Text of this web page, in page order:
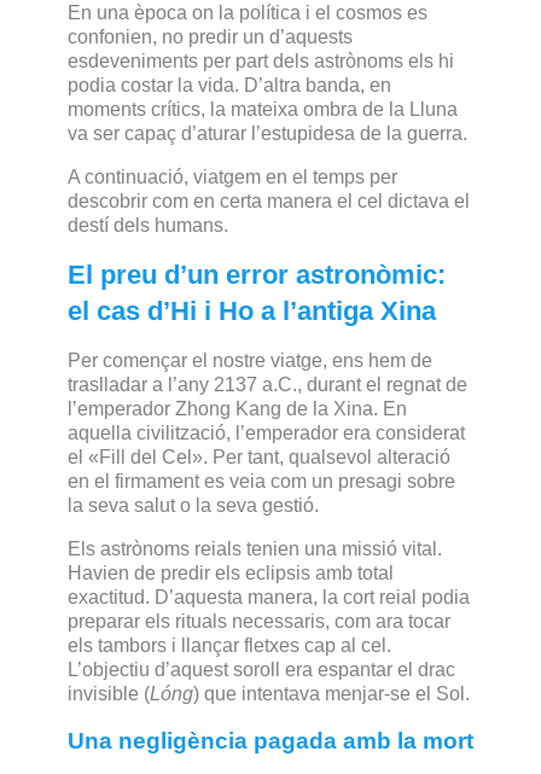
En una època on la política i el cosmos es
confonien, no predir un d’aquests
esdeveniments per part dels astrònoms els hi
podia costar la vida. D’altra banda, en
moments crítics, la mateixa ombra de la Lluna
va ser capaç d’aturar l’estupidesa de la guerra.
A continuació, viatgem en el temps per
descobrir com en certa manera el cel dictava el
destí dels humans.
El preu d’un error astronòmic:
el cas d’Hi i Ho a l’antiga Xina
Per començar el nostre viatge, ens hem de
traslladar a l’any 2137 a.C., durant el regnat de
l’emperador Zhong Kang de la Xina. En
aquella civilització, l’emperador era considerat
el «Fill del Cel». Per tant, qualsevol alteració
en el firmament es veia com un presagi sobre
la seva salut o la seva gestió.
Els astrònoms reials tenien una missió vital.
Havien de predir els eclipsis amb total
exactitud. D’aquesta manera, la cort reial podia
preparar els rituals necessaris, com ara tocar
els tambors i llançar fletxes cap al cel.
L’objectiu d’aquest soroll era espantar el drac
invisible (Lóng) que intentava menjar-se el Sol.
Una negligència pagada amb la mort